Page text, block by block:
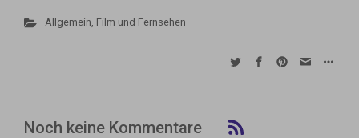
Allgemein, Film und Fernsehen
Noch keine Kommentare